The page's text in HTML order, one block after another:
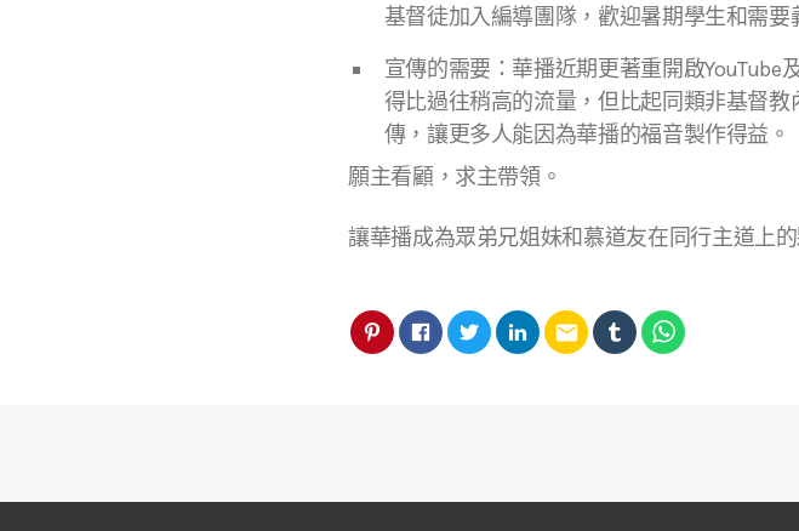
基督徒加入編導團隊，歡迎暑期學生和需要
宣傳的需要：華播近期更著重開啟
得比過往稍高的流量，但比起同類非基督
傳，讓更多人能因為華播的福音製作得益。
願主看顧，求主帶領。
讓華播成為眾弟兄姐妹和慕道友在同行主道上的
email